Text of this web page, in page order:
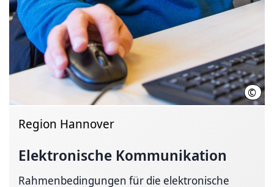
©
Region Hannover
Elektronische Kommunikation
Rahmenbedingungen für die elektronische